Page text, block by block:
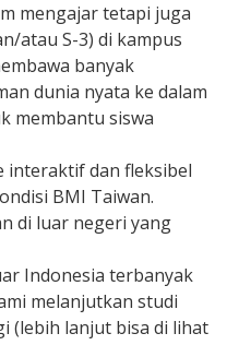
mengajar tetapi juga
atau S-3) di kampus
banyak
dunia nyata ke dalam
membantu siswa
interaktif dan fleksibel
BMI Taiwan.
di luar negeri yang
Indonesia terbanyak
melanjutkan studi
(lebih lanjut bisa di lihat